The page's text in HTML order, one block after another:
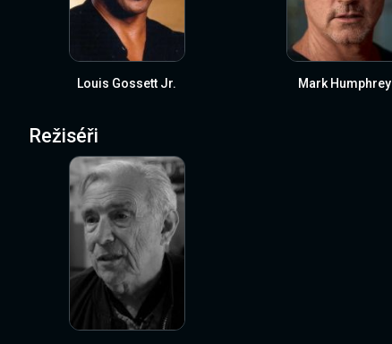
Louis Gossett Jr. Mark Humphrey
Režiséři